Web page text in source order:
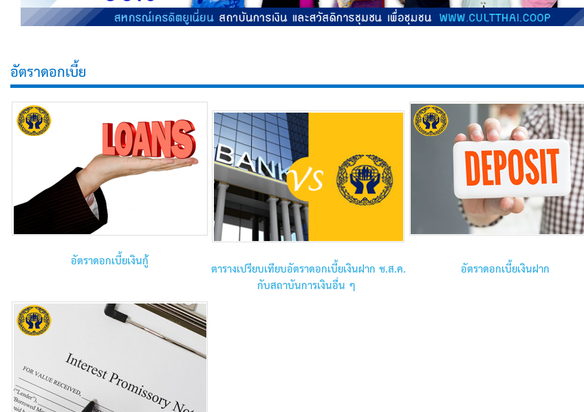
อัตราดอกเบี้ย
อัตราดอกเบี้ยเงินกู้
ตารางเปรียบเทียบอัตราดอกเบี้ยเงินฝาก ช.ส.ค.
กับสถาบันการเงินอื่น ๆ
อัตราดอกเบี้ยเงินฝาก